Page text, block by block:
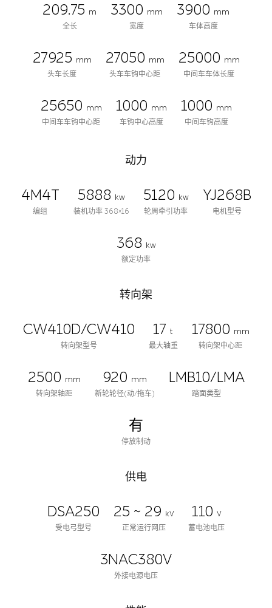
209.75 m
全长
3300 mm
宽度
3900 mm
车体高度
27925 mm
头车长度
27050 mm
头车车钩中心距
25000 mm
中间车车体长度
25650 mm
中间车车钩中心距
1000 mm
车钩中心高度
1000 mm
中间车钩高度
动力
4M4T
编组
5888 kw
装机功率 368×16
5120 kw
轮周牵引功率
YJ268B
电机型号
368 kw
额定功率
转向架
CW410D/CW410
转向架型号
17 t
最大轴重
17800 mm
转向架中心距
2500 mm
转向架轴距
920 mm
新轮轮径(动/拖车)
LMB10/LMA
踏面类型
有
停放制动
供电
DSA250
受电弓型号
25 ~ 29 kV
正常运行网压
110 V
蓄电池电压
3NAC380V
外接电源电压